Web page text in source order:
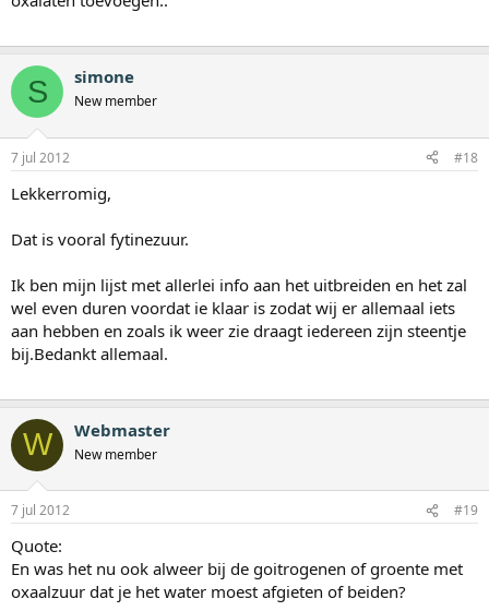
S simone
New member
7 jul 2012 #18
Lekkerromig,
Dat is vooral fytinezuur.
Ik ben mijn lijst met allerlei info aan het uitbreiden en het zal
wel even duren voordat ie klaar is zodat wij er allemaal iets
aan hebben en zoals ik weer zie draagt iedereen zijn steentje
bij.Bedankt allemaal.
W Webmaster
New member
7 jul 2012 #19
Quote:
En was het nu ook alweer bij de goitrogenen of groente met
oxaalzuur dat je het water moest afgieten of beiden?